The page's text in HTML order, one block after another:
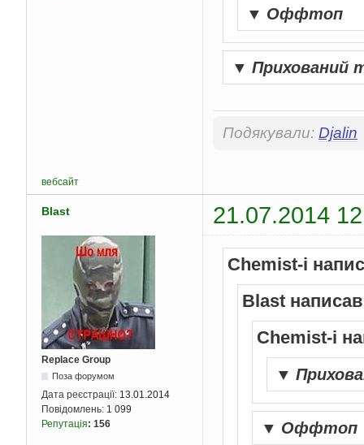
▼ Оффтоп
▼ Прихований
Подякували: Djalin
вебсайт
Blast 21.07.2014
Replace Group
Поза форумом
Дата реєстрації: 13.01.2014
Повідомлень: 1 099
Репутація: 156
Chemist-i
Blast
Chemist-i
▼
▼ Оффтоп